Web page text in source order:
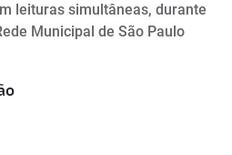
leituras simultâneas, durante
Municipal de São Paulo